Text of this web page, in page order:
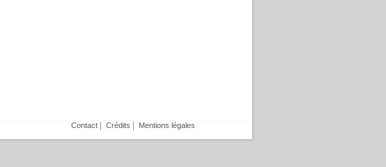
Contact | Crédits | Mentions légales